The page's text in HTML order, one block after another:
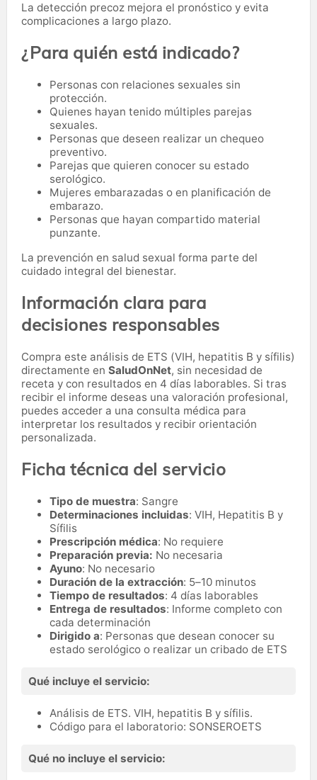
La detección precoz mejora el pronóstico y evita
complicaciones a largo plazo.
¿Para quién está indicado?
Personas con relaciones sexuales sin
protección.
Quienes hayan tenido múltiples parejas
sexuales.
Personas que deseen realizar un chequeo
preventivo.
Parejas que quieren conocer su estado
serológico.
Mujeres embarazadas o en planificación de
embarazo.
Personas que hayan compartido material
punzante.
La prevención en salud sexual forma parte del
cuidado integral del bienestar.
Información clara para
decisiones responsables
Compra este análisis de ETS (VIH, hepatitis B y sífilis)
directamente en SaludOnNet, sin necesidad de
receta y con resultados en 4 días laborables. Si tras
recibir el informe deseas una valoración profesional,
puedes acceder a una consulta médica para
interpretar los resultados y recibir orientación
personalizada.
Ficha técnica del servicio
Tipo de muestra: Sangre
Determinaciones incluidas: VIH, Hepatitis B y
Sífilis
Prescripción médica: No requiere
Preparación previa: No necesaria
Ayuno: No necesario
Duración de la extracción: 5–10 minutos
Tiempo de resultados: 4 días laborables
Entrega de resultados: Informe completo con
cada determinación
Dirigido a: Personas que desean conocer su
estado serológico o realizar un cribado de ETS
Qué incluye el servicio:
Análisis de ETS. VIH, hepatitis B y sífilis.
Código para el laboratorio: SONSEROETS
Qué no incluye el servicio: